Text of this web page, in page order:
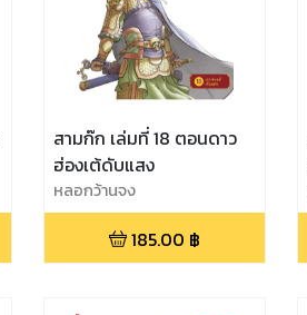
สามก๊ก เล่มที่ 18 ตอนดาว
ฮ่องเต้ดับแสง
หลอกว้านจง
185.00 ฿